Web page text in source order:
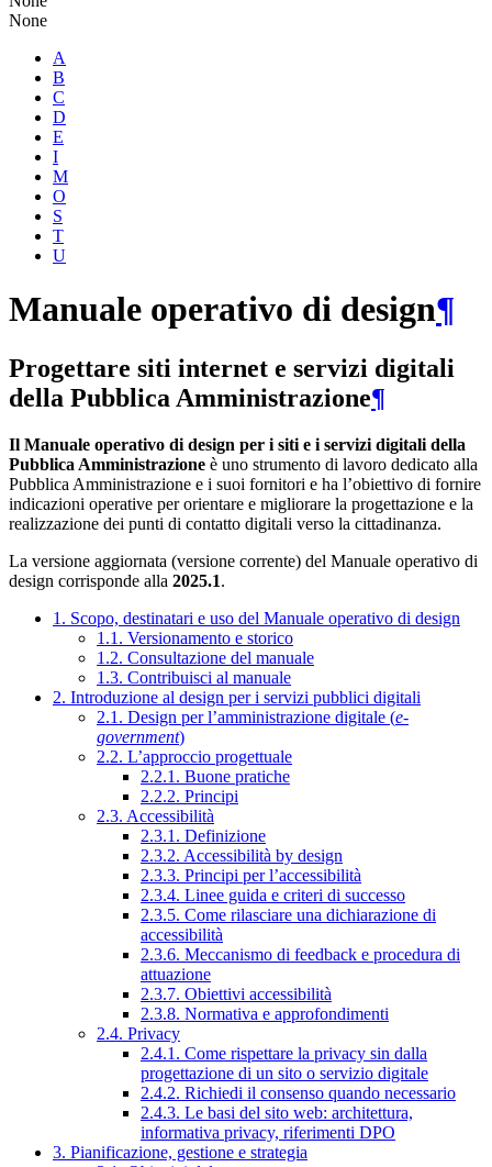
None
A
B
C
D
E
I
M
O
S
T
U
Manuale operativo di design¶
Progettare siti internet e servizi digitali
della Pubblica Amministrazione¶
Il Manuale operativo di design per i siti e i servizi digitali della
Pubblica Amministrazione è uno strumento di lavoro dedicato alla
Pubblica Amministrazione e i suoi fornitori e ha l’obiettivo di fornire
indicazioni operative per orientare e migliorare la progettazione e la
realizzazione dei punti di contatto digitali verso la cittadinanza.
La versione aggiornata (versione corrente) del Manuale operativo di
design corrisponde alla 2025.1.
1. Scopo, destinatari e uso del Manuale operativo di design
1.1. Versionamento e storico
1.2. Consultazione del manuale
1.3. Contribuisci al manuale
2. Introduzione al design per i servizi pubblici digitali
2.1. Design per l’amministrazione digitale (e-
government)
2.2. L’approccio progettuale
2.2.1. Buone pratiche
2.2.2. Principi
2.3. Accessibilità
2.3.1. Definizione
2.3.2. Accessibilità by design
2.3.3. Principi per l’accessibilità
2.3.4. Linee guida e criteri di successo
2.3.5. Come rilasciare una dichiarazione di
accessibilità
2.3.6. Meccanismo di feedback e procedura di
attuazione
2.3.7. Obiettivi accessibilità
2.3.8. Normativa e approfondimenti
2.4. Privacy
2.4.1. Come rispettare la privacy sin dalla
progettazione di un sito o servizio digitale
2.4.2. Richiedi il consenso quando necessario
2.4.3. Le basi del sito web: architettura,
informativa privacy, riferimenti DPO
3. Pianificazione, gestione e strategia